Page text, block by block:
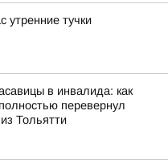
утренние тучки
в инвалида: как
перевернул
Тольятти